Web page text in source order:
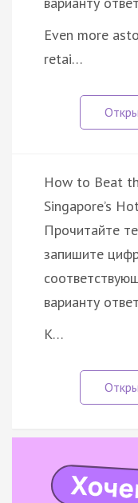
Even more
retai…
How to Beat
Singapore’s
Прочитайте
запишите
варианту
K…